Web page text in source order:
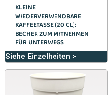
KLEINE
WIEDERVERWENDBARE
KAFFEETASSE (20 CL):
BECHER ZUM MITNEHMEN
FÜR UNTERWEGS
Siehe Einzelheiten >